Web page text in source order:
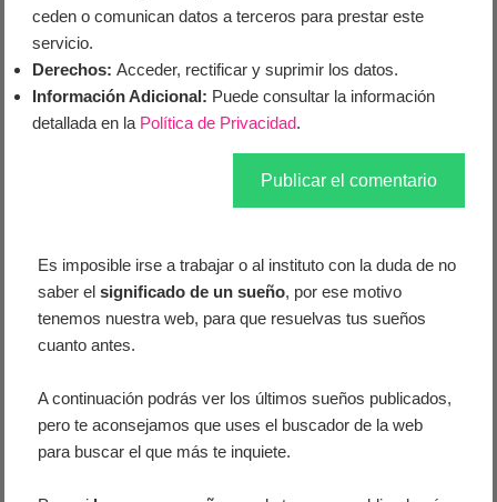
ceden o comunican datos a terceros para prestar este
servicio.
Derechos: Acceder, rectificar y suprimir los datos.
Información Adicional: Puede consultar la información
detallada en la Política de Privacidad.
Es imposible irse a trabajar o al instituto con la duda de no
saber elsignificado de un sueño, por ese motivo
tenemos nuestra web, para que resuelvas tus sueños
cuanto antes.
A continuación podrás ver los últimos sueños publicados,
pero te aconsejamos que uses el buscador de la web
para buscar el que más te inquiete.